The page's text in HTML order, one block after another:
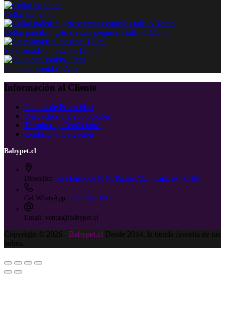
Collar Isabelino
Collar pañoleta gato o razas pequeñas talla S 32 cm
Set mamadera mascota 120ml
Pollo con sonido 17cm
Información al Cliente
Política de Privacidad
Despachos y Devoluciones
Términos y Condiciones
Contacto y Ubicación
Babypet.cl
Dirección: José Luis Coo 0541, Puente Alto, Santiago - Chile.
Cel WhatsApp +569 7676 0385
Email: ventas@babypet.cl
Copyright © 2026 - Babypet.cl Desde 2014, la tienda favorita de tus
bebés.